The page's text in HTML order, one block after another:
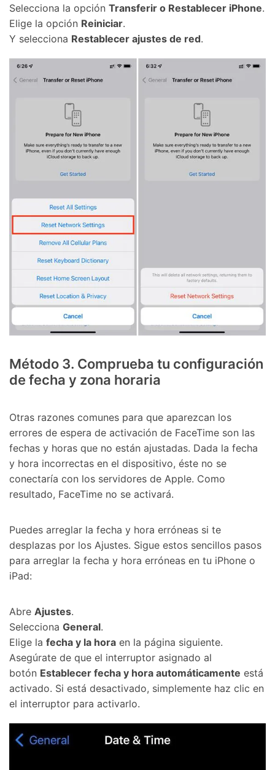
Selecciona la opción Transferir o Restablecer iPhone.
Elige la opción Reiniciar.󠀲󠀩󠀠󠀥󠀦󠀩󠀢󠀠󠀳
Y selecciona Restablecer ajustes de red.󠀲󠀩󠀠󠀥󠀦󠀩󠀢󠀡󠀳
󠀰Método 3.󠀲󠀩󠀠󠀥󠀦󠀩󠀢󠀣󠀳󠀰 Comprueba tu configuración
de fecha y zona horaria󠀲󠀩󠀠󠀥󠀦󠀩󠀢󠀤󠀳
󠀰Otras razones comunes para que aparezcan los
errores de espera de activación de FaceTime son las
fechas y horas que no están ajustadas.󠀲󠀩󠀠󠀥󠀦󠀩󠀢󠀥󠀳󠀰 Dada la fecha
y hora incorrectas en el dispositivo, éste no se
conectaría con los servidores de Apple.󠀲󠀩󠀠󠀥󠀦󠀩󠀢󠀦󠀳󠀰 Como
resultado, FaceTime no se activará.󠀲󠀩󠀠󠀥󠀦󠀩󠀢󠀧󠀳
󠀰Puedes arreglar la fecha y hora erróneas si te
desplazas por los Ajustes.󠀲󠀩󠀠󠀥󠀦󠀩󠀢󠀨󠀳󠀰 Sigue estos sencillos pasos
para arreglar la fecha y hora erróneas en tu iPhone o
iPad:󠀲󠀩󠀠󠀥󠀦󠀩󠀢󠀩󠀳
Abre Ajustes󠀲󠀩󠀠󠀥󠀦󠀩󠀣󠀠󠀳.
Selecciona General.
Elige la fecha y la hora en la página siguiente.󠀲󠀩󠀠󠀥󠀦󠀩󠀣󠀢󠀳󠀰
Asegúrate de que el interruptor asignado al
botón Establecer fecha y hora automáticamente está
activado.󠀲󠀩󠀠󠀥󠀦󠀩󠀣󠀣󠀳󠀰 Si está desactivado, simplemente haz clic en
el interruptor para activarlo.󠀲󠀩󠀠󠀥󠀦󠀩󠀣󠀤󠀳